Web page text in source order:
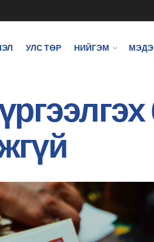
УЛС ТӨР НИЙГЭМ